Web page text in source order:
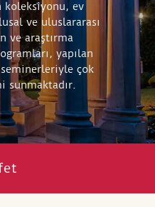
koleksiyonu, ev
ve uluslararası
ve araştırma
yapılan
çok
sunmaktadır.